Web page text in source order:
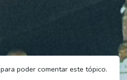
para poder comentar este tópico.